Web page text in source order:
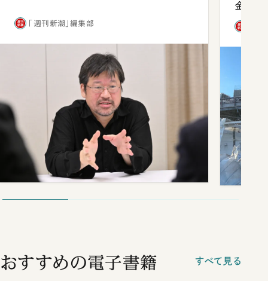
「週刊新潮」編集部
金」
おすすめの電子書籍 すべて見る